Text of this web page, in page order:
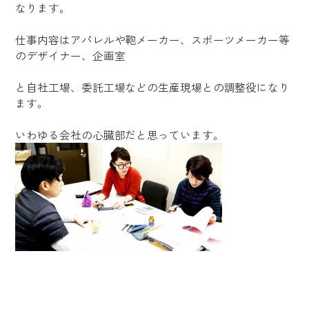
なります。
仕事内容はアパレルや鞄メーカー、スポーツメーカー等
のデザイナー、企画室
と自社工場、委託工場などの生産現場との調整役になり
ます。
いわゆる会社の心臓部だと思っています。